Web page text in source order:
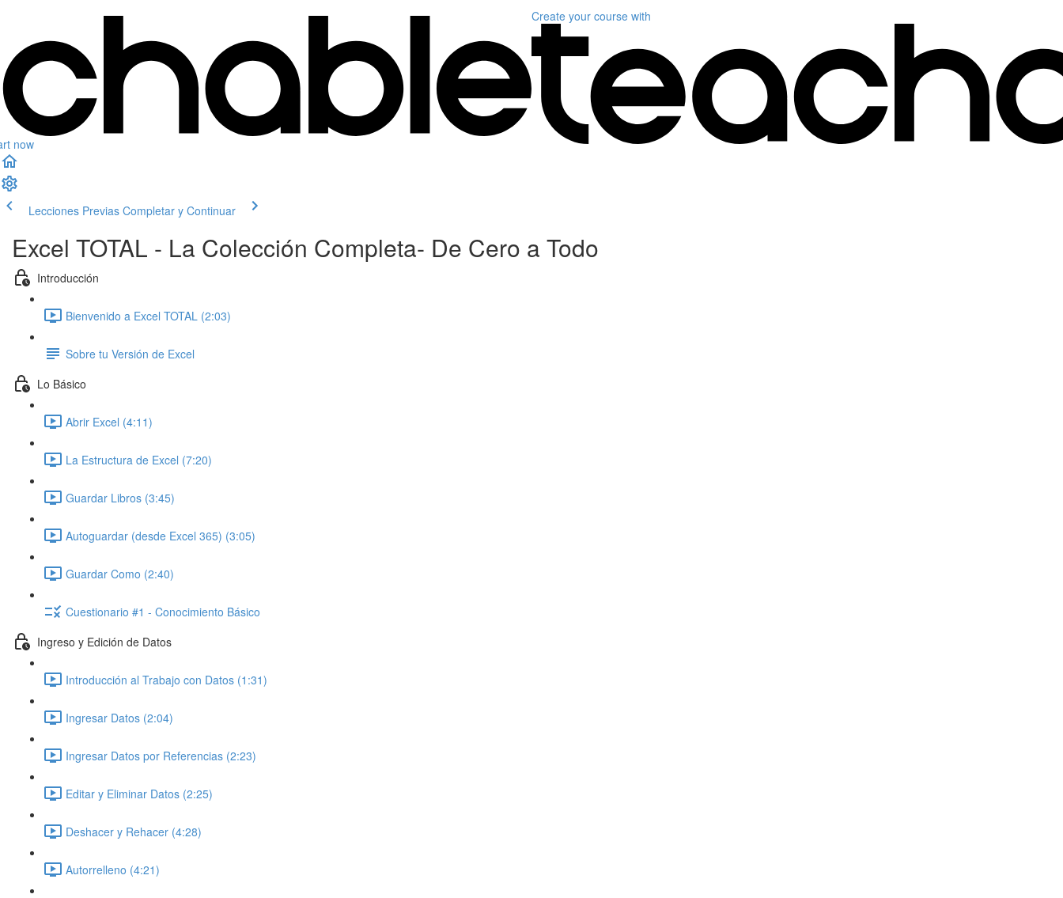
now
Create your course with
Lecciones Previas Completar y Continuar
Excel TOTAL - La Colección Completa- De Cero a Todo
Introducción
Bienvenido a Excel TOTAL (2:03)
Sobre tu Versión de Excel
Lo Básico
Abrir Excel (4:11)
La Estructura de Excel (7:20)
Guardar Libros (3:45)
Autoguardar (desde Excel 365) (3:05)
Guardar Como (2:40)
Cuestionario #1 - Conocimiento Básico
Ingreso y Edición de Datos
Introducción al Trabajo con Datos (1:31)
Ingresar Datos (2:04)
Ingresar Datos por Referencias (2:23)
Editar y Eliminar Datos (2:25)
Deshacer y Rehacer (4:28)
Autorrelleno (4:21)